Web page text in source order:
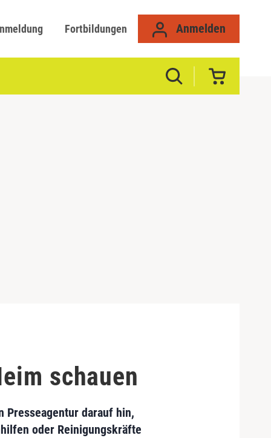
Fortbildungen Anmelden
schauen
Presseagentur darauf hin,
oder Reinigungskräfte